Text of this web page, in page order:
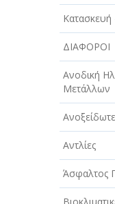
Κατασκευή
ΔΙΑΦΟΡΟΙ
Ανοδική
Μετάλλων
Αντλίες
Άσφαλτος